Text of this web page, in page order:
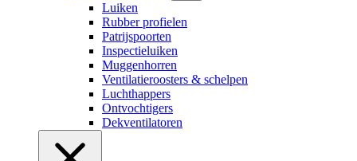
Luiken
Rubber profielen
Patrijspoorten
Inspectieluiken
Muggenhorren
Ventilatieroosters & schelpen
Luchthappers
Ontvochtigers
Dekventilatoren